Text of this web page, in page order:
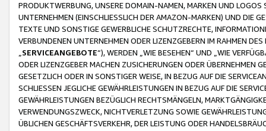
PRODUKTWERBUNG, UNSERE DOMAIN-NAMEN, MARKEN UND
UNTERNEHMEN (EINSCHLIESSLICH DER AMAZON-MARKEN) UND DIE
TEXTE UND SONSTIGE GEWERBLICHE SCHUTZRECHTE,
VERBUNDENEN UNTERNEHMEN ODER LIZENZGEBERN IM RAHMEN
SERVICEANGEBOTE“), WERDEN „WIE BESEHEN“ UND „WIE
ODER LIZENZGEBER MACHEN ZUSICHERUNGEN ODER ÜBERNEHMEN
GESETZLICH ODER IN SONSTIGER WEISE, IN BEZUG AUF DIE
SCHLIESSEN JEGLICHE GEWÄHRLEISTUNGEN IN BEZUG AUF DIE
GEWÄHRLEISTUNGEN BEZÜGLICH RECHTSMÄNGELN,
VERWENDUNGSZWECK, NICHTVERLETZUNG SOWIE
ÜBLICHEN GESCHÄFTSVERKEHR, DER LEISTUNG ODER